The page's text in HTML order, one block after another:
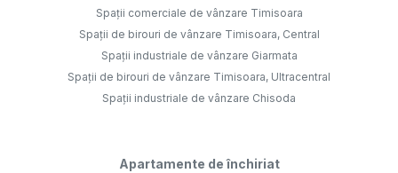
Spații comerciale de vânzare Timisoara
Spații de birouri de vânzare Timisoara, Central
Spații industriale de vânzare Giarmata
Spații de birouri de vânzare Timisoara, Ultracentral
Spații industriale de vânzare Chisoda
Apartamente de închiriat